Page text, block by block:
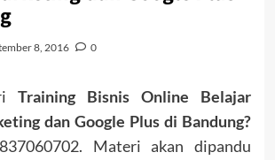
8, 2016 0
Training Bisnis Online Belajar
dan Google Plus di Bandung?
Materi akan dipandu